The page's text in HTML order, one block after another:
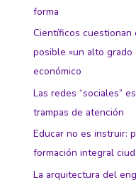
forma
Científicos cuestionan
posible «un alto
económico
Las redes “sociales”
trampas de atención
Educar no es instruir:
formación integral
La arquitectura del